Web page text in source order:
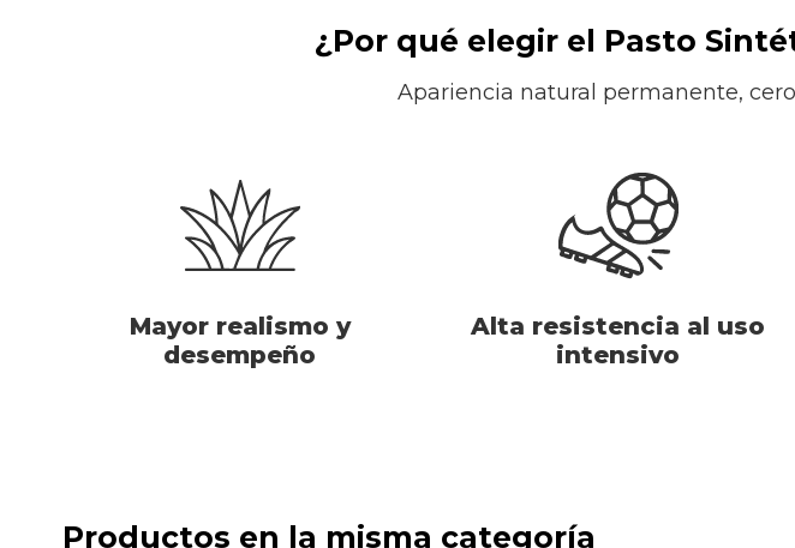
¿Por qué elegir el Pasto
Apariencia natural permanente,
Mayor realismo y
desempeño
Alta resistencia al uso
intensivo
Productos en la misma categoría